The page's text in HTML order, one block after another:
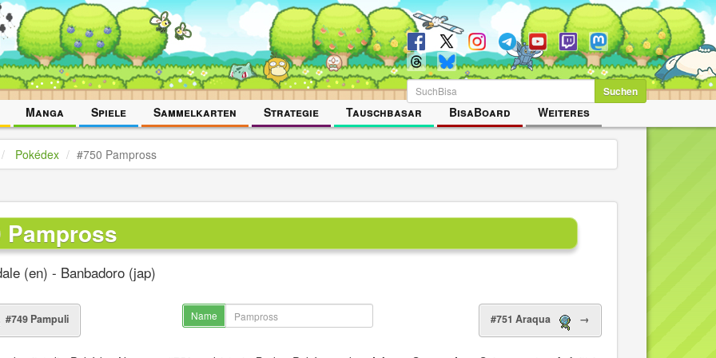
Manga Spiele Sammelkarten Strategie Tauschbasar BisaBoard Weiteres
Suchen
Pokédex #750 Pampross
Pampross
(en) - Banbadoro (jap)
#749 Pampuli Name #751 Araqua →